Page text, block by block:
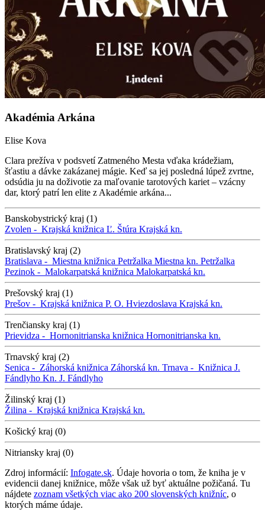
Akadémia Arkána
Elise Kova
Clara prežíva v podsvetí Zatmeného Mesta vďaka krádežiam,
šťastiu a dávke zakázanej mágie. Keď sa jej posledná lúpež zvrtne,
odsúdia ju na doživotie za maľovanie tarotových kariet – vzácny
dar, ktorý patrí len elite z Akadémie arkána...
Banskobystrický kraj (1)
Zvolen - Krajská knižnica Ľ. Štúra Krajská kn.
Bratislavský kraj (2)
Bratislava - Miestna knižnica Petržalka Miestna kn. Petržalka
Pezinok - Malokarpatská knižnica Malokarpatská kn.
Prešovský kraj (1)
Prešov - Krajská knižnica P. O. Hviezdoslava Krajská kn.
Trenčiansky kraj (1)
Prievidza - Hornonitrianska knižnica Hornonitrianska kn.
Trnavský kraj (2)
Senica - Záhorská knižnica Záhorská kn. Trnava - Knižnica J.
Fándlyho Kn. J. Fándlyho
Žilinský kraj (1)
Žilina - Krajská knižnica Krajská kn.
Košický kraj (0)
Nitriansky kraj (0)
Zdroj informácií: Infogate.sk. Údaje hovoria o tom, že kniha je v
evidencii danej knižnice, môže však už byť aktuálne požičaná. Tu
nájdete zoznam všetkých viac ako 200 slovenských knižníc, o
ktorých máme údaje.